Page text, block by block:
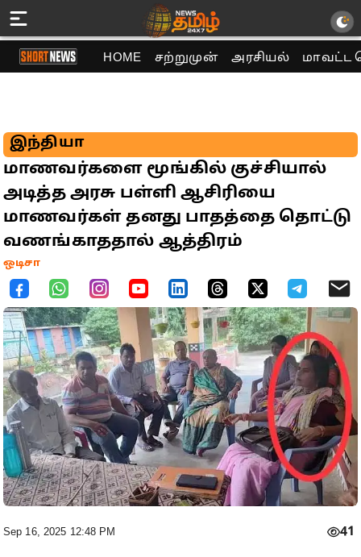
HOME சற்றுமுன் அரசியல் மாவட்ட
இந்தியா
மாணவர்களை மூங்கில் குச்சியால்
அடித்த அரசு பள்ளி ஆசிரியை
மாணவர்கள் தனது பாதத்தை தொட்டு
வணங்காததால் ஆத்திரம்
ஒடிசா
Sep 16, 2025 12:48 PM 41